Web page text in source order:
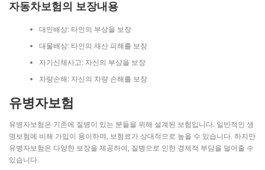
자동차보험의 보장내용
대인배상: 타인의 부상을 보장
대물배상: 타인의 재산 피해를 보장
자기신체사고: 자신의 부상을 보장
차량손해: 자신의 차량 손해를 보장
유병자보험
유병자보험은 기존에 질병이 있는 분들을 위해 설계된 보험입니다. 일반적인 생
명보험에 비해 가입이 용이하며, 보험료가 상대적으로 높을 수 있습니다. 하지만
유병자보험은 다양한 보장을 제공하여, 질병으로 인한 경제적 부담을 덜어줄 수
있습니다.